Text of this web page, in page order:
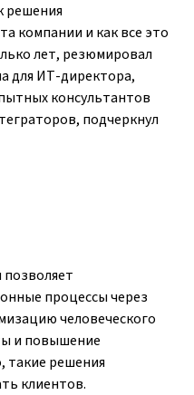
решения
компании и как все это
лет, резюмировал
для ИТ-директора,
консультантов
подчеркнул
процессы через
человеческого
и повышение
такие решения
клиентов.